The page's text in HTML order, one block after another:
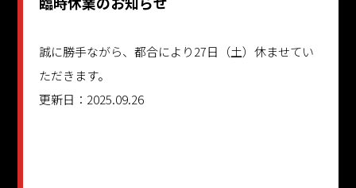
誠に勝手ながら、都合により27日（土）休ませてい
ただきます。
更新日：2025.09.26